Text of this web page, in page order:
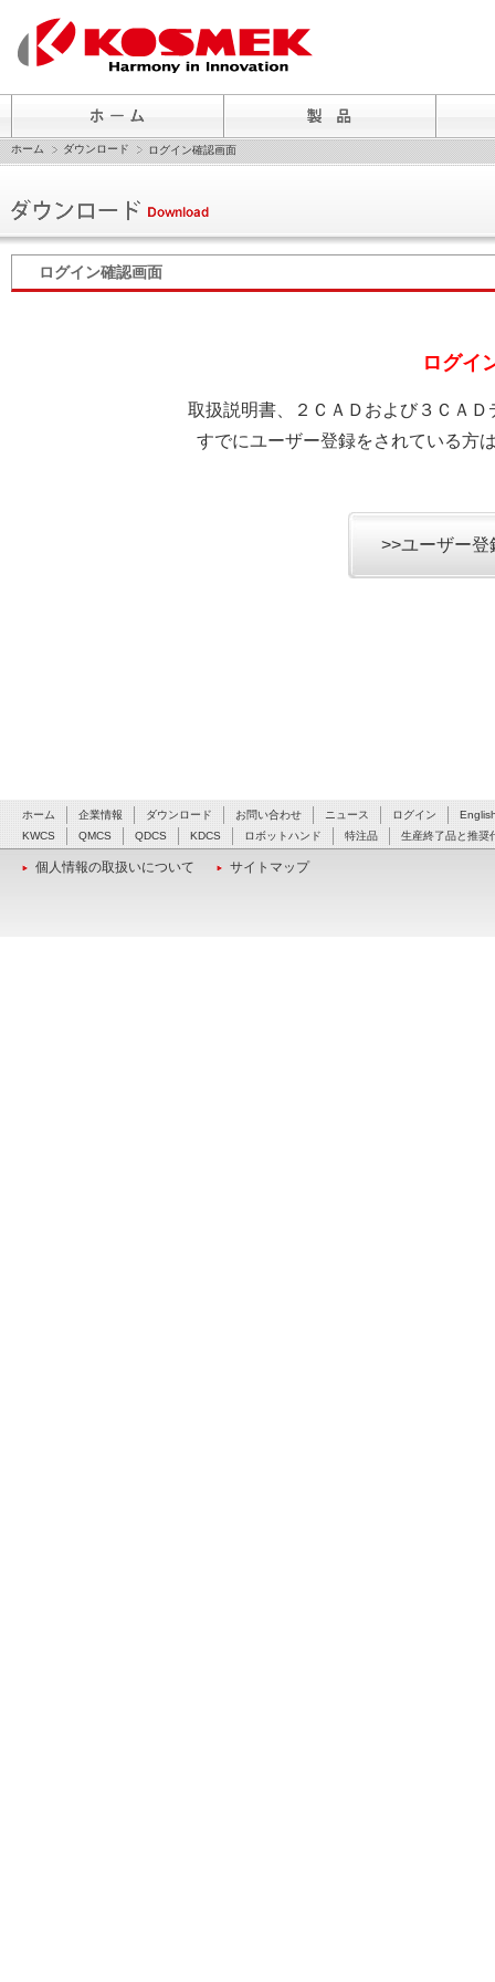
ホーム ダウンロード ログイン確認画面
ログイン確認画面
ログイ
取扱説明書、２ＣＡＤおよび３ＣＡ
すでにユーザー登録をされている方
>>ユーザー
ホーム 企業情報 ダウンロード お問い合わせ ニュース ログイン
KWCS
QMCS QDCS KDCS ロボットハンド 特注品 生産終了品と推奨
個人情報の取扱いについて サイトマップ